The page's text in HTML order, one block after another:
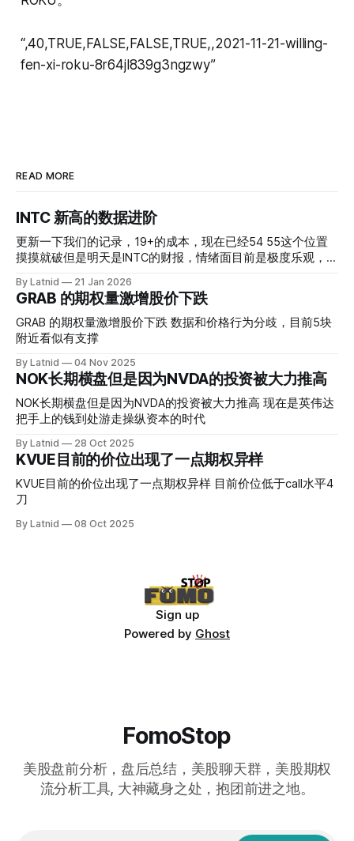
“,40,TRUE,FALSE,FALSE,TRUE,,2021-11-21-willing-
fen-xi-roku-8r64jl839g3ngzwy”
READ MORE
INTC 新高的数据进阶
更新一下我们的记录，19+的成本，现在已经54 55这个位置
摸摸就破但是明天是INTC的财报，情绪面目前是极度乐观，反
是突破前的支撑CC感觉可以做，放远些, 因为18A的经验还未
真正得到普遍大众的关注，当然财报可以继续出新消息顶一下
压力位置。 数据在70驻扎 整体呈现 47 – 60 短期位置
By Latnid 21 Jan 2026
GRAB 的期权量激增股价下跌
GRAB 的期权量激增股价下跌 数据和价格行为分歧，目前5块
附近看似有支撑
By Latnid 04 Nov 2025
NOK长期横盘但是因为NVDA的投资被大力推高
NOK长期横盘但是因为NVDA的投资被大力推高 现在是英伟达
把手上的钱到处游走操纵资本的时代
By Latnid 28 Oct 2025
KVUE目前的价位出现了一点期权异样
KVUE目前的价位出现了一点期权异样 目前价位低于call水平4
刀
By Latnid 08 Oct 2025
Sign up
Powered by Ghost
FomoStop
美股盘前分析，盘后总结，美股聊天群，美股期权
流分析工具, 大神藏身之处，抱团前进之地。